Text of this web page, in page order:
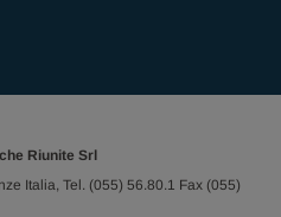
Riunite Srl
Italia, Tel. (055) 56.80.1 Fax (055)